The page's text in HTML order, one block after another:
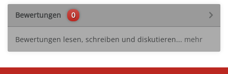
Bewertungen 0
Bewertungen lesen, schreiben und diskutieren... mehr